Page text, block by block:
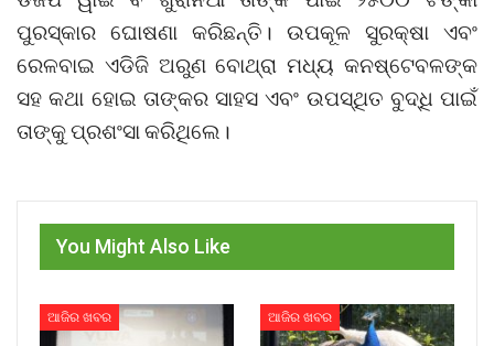
ପୁରସ୍କାର ଘୋଷଣା କରିଛନ୍ତି। ଉପକୂଳ ସୁରକ୍ଷା ଏବଂ
ରେଳବାଇ ଏଡିଜି ଅରୁଣ ବୋଥ୍ରା ମଧ୍ୟ କନଷ୍ଟେବଳଙ୍କ
ସହ କଥା ହୋଇ ତାଙ୍କର ସାହସ ଏବଂ ଉପସ୍ଥିତ ବୁଦ୍ଧି ପାଇଁ
ତାଙ୍କୁ ପ୍ରଶଂସା କରିଥିଲେ।
You Might Also Like
ଆଜିର ଖବର ଆଜିର ଖବର